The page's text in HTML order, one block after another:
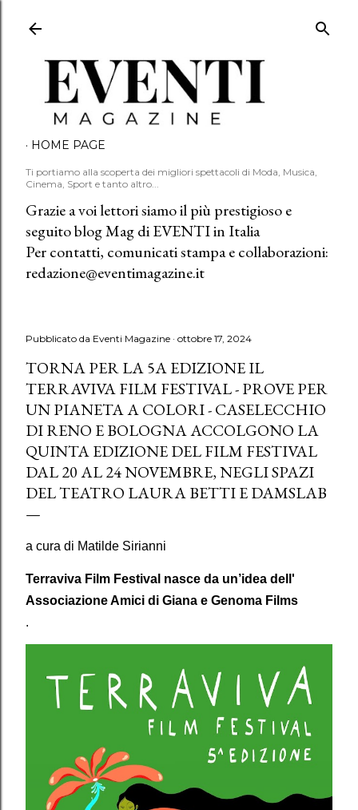
HOME PAGE
Ti portiamo alla scoperta dei migliori spettacoli di Moda, Musica,
Cinema, Sport e tanto altro...
Grazie a voi lettori siamo il più prestigioso e
seguito blog Mag di EVENTI in Italia
Per contatti, comunicati stampa e collaborazioni:
redazione@eventimagazine.it
Pubblicato da Eventi Magazine ottobre 17, 2024
TORNA PER LA 5A EDIZIONE IL
TERRAVIVA FILM FESTIVAL - PROVE PER
UN PIANETA A COLORI - CASELECCHIO
DI RENO E BOLOGNA ACCOLGONO LA
QUINTA EDIZIONE DEL FILM FESTIVAL
DAL 20 AL 24 NOVEMBRE, NEGLI SPAZI
DEL TEATRO LAURA BETTI E DAMSLAB
a cura di Matilde Sirianni
Terraviva Film Festival nasce da un’idea dell'
Associazione Amici di Giana e Genoma Films
.